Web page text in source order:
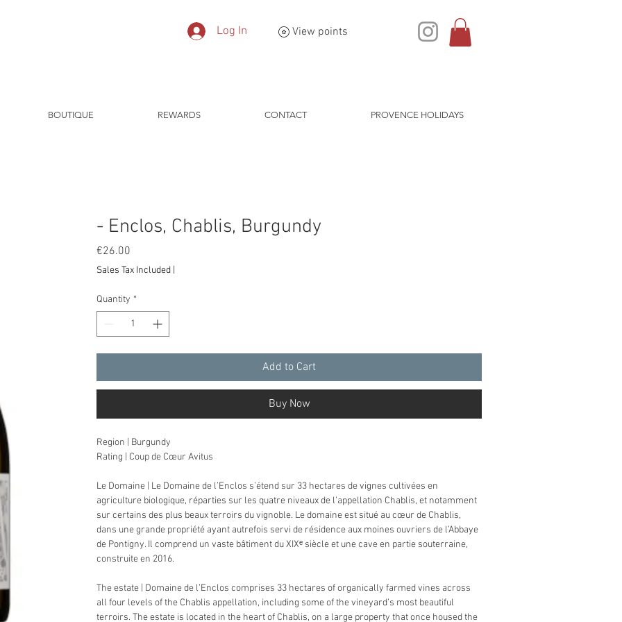
Log In View points
BOUTIQUE REWARDS CONTACT PROVENCE HOLIDAYS
- Enclos, Chablis, Burgundy
€26.00
Sales Tax Included
Quantity *
Add to Cart
Buy Now
Region | Burgundy
Rating | Coup de Cœur Avitus
Le Domaine | Le Domaine de l’Enclos s’étend sur 33 hectares de vignes cultivées en
agriculture biologique, réparties sur les quatre niveaux de l’appellation Chablis, et notamment
sur certains des plus beaux terroirs du vignoble. Le domaine est situé au cœur de Chablis,
dans une grande propriété ayant autrefois servi de résidence aux moines ouvriers de l’Abbaye
de Pontigny. Il comprend un vaste bâtiment du XIXᵉ siècle et une cave en partie souterraine,
construite en 2016.
The estate | Domaine de l’Enclos comprises 33 hectares of organically farmed vines across
all four levels of the Chablis appellation, including some of the vineyard’s most beautiful
terroirs. The estate is located in the heart of Chablis, on a large property that once housed the